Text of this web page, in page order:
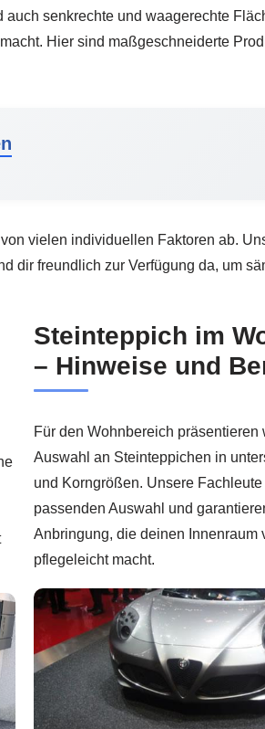
senkrechte und waagerechte
Hier sind maßgeschneiderte
vielen individuellen Faktoren ab.
dir freundlich zur Verfügung da, um
Steinteppich im
– Hinweise und
Für den Wohnbereich
Auswahl an Steinteppichen in
und Korngrößen. Unsere
passenden Auswahl und
Anbringung, die deinen Innenraum
pflegeleicht macht.